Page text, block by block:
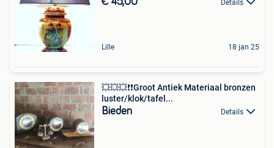
Details
Lille 18 jan 25
💥💥💥❗❗Groot Antiek Materiaal bronzen
luster/klok/tafel...
Bieden Details